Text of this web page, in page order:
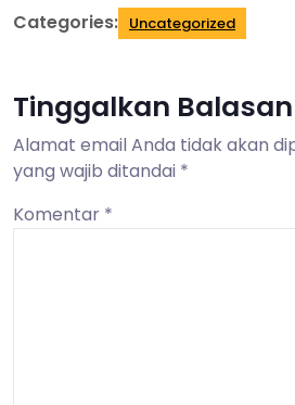
Categories: Uncategorized
Tinggalkan Balasan
Alamat email Anda tidak akan
yang wajib ditandai *
Komentar *